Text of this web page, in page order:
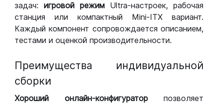
задач: игровой режим Ultra-настроек, рабочая
станция или компактный Mini-ITX вариант.
Каждый компонент сопровождается описанием,
тестами и оценкой производительности.
Преимущества индивидуальной
сборки
Хороший онлайн-конфигураторпозволяет